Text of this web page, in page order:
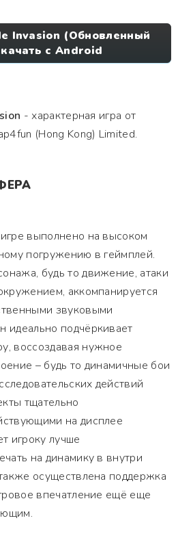
Invasion (Обновленный
с Android
- характерная игра от
(Hong Kong) Limited.
выполнено на высоком
погружению в геймплей.
будь то движение, атаки
аккомпанируется
звуковыми
подчёркивает
воссоздавая нужное
– будь то динамичные бои
действий
тщательно
на дисплее
игроку лучше
на динамику в внутри
осуществлена поддержка
впечатление ещё еще